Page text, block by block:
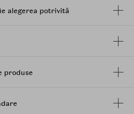
si confortabila.
de catifelare dupa utilizare.
zilnica.
spumei. Clatiti bine cu apa.
alegerea potrivită
produse